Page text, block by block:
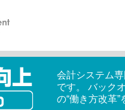
会計システム
です。 バック
の“働き方改革